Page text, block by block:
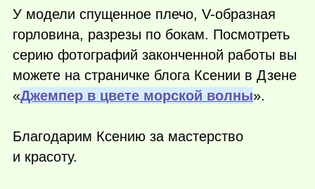
У модели спущенное плечо, V-образная
горловина, разрезы по бокам. Посмотреть
серию фотографий законченной работы вы
можете на страничке блога Ксении в Дзене
«Джемпер в цвете морской волны».
Благодарим Ксению за мастерство
и красоту.